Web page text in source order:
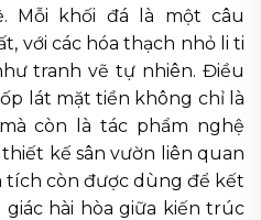
Mỗi khối đá là một câu
với các hóa thạch nhỏ li ti
tranh vẽ tự nhiên. Điều
lát mặt tiền không chỉ là
còn là tác phẩm nghệ
kế sân vườn liên quan
tích còn được dùng để kết
giác hài hòa giữa kiến trúc